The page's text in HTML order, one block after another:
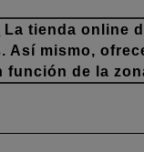
La tienda online
Así mismo,
función de la